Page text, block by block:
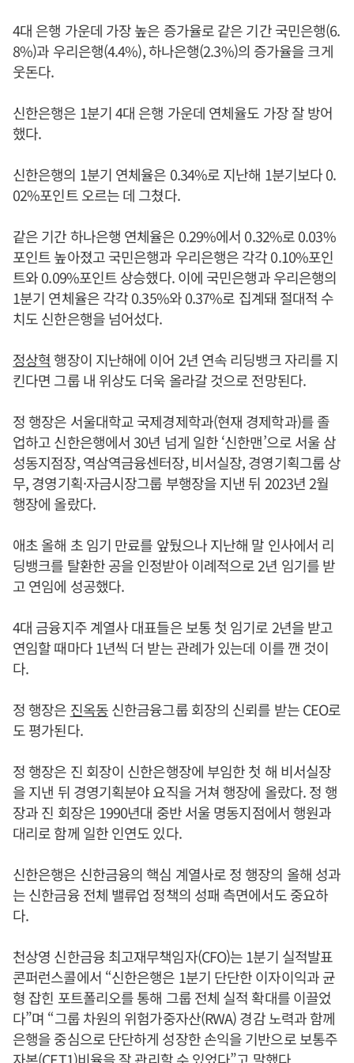
4대 은행 가운데 가장 높은 증가율로 같은 기간 국민은행(6.
8%)과 우리은행(4.4%), 하나은행(2.3%)의 증가율을 크게
웃돈다.
신한은행은 1분기 4대 은행 가운데 연체율도 가장 잘 방어
했다.
신한은행의 1분기 연체율은 0.34%로 지난해 1분기보다 0.
02%포인트 오르는 데 그쳤다.
같은 기간 하나은행 연체율은 0.29%에서 0.32%로 0.03%
포인트 높아졌고 국민은행과 우리은행은 각각 0.10%포인
트와 0.09%포인트 상승했다. 이에 국민은행과 우리은행의
1분기 연체율은 각각 0.35%와 0.37%로 집계돼 절대적 수
치도 신한은행을 넘어섰다.
정상혁행장이 지난해에 이어 2년 연속 리딩뱅크 자리를 지
킨다면 그룹 내 위상도 더욱 올라갈 것으로 전망된다.
정 행장은 서울대학교 국제경제학과(현재 경제학과)를 졸
업하고 신한은행에서 30년 넘게 일한 ‘신한맨’으로 서울 삼
성동지점장, 역삼역금융센터장, 비서실장, 경영기획그룹 상
무, 경영기획·자금시장그룹 부행장을 지낸 뒤 2023년 2월
행장에 올랐다.
애초 올해 초 임기 만료를 앞뒀으나 지난해 말 인사에서 리
딩뱅크를 탈환한 공을 인정받아 이례적으로 2년 임기를 받
고 연임에 성공했다.
4대 금융지주 계열사 대표들은 보통 첫 임기로 2년을 받고
연임할 때마다 1년씩 더 받는 관례가 있는데 이를 깬 것이
다.
정 행장은 진옥동신한금융그룹 회장의 신뢰를 받는 CEO로
도 평가된다.
정 행장은 진 회장이 신한은행장에 부임한 첫 해 비서실장
을 지낸 뒤 경영기획분야 요직을 거쳐 행장에 올랐다. 정 행
장과 진 회장은 1990년대 중반 서울 명동지점에서 행원과
대리로 함께 일한 인연도 있다.
신한은행은 신한금융의 핵심 계열사로 정 행장의 올해 성과
는 신한금융 전체 밸류업 정책의 성패 측면에서도 중요하
다.
천상영 신한금융 최고재무책임자(CFO)는 1분기 실적발표
콘퍼런스콜에서 “신한은행은 1분기 단단한 이자이익과 균
형 잡힌 포트폴리오를 통해 그룹 전체 실적 확대를 이끌었
다”며 “그룹 차원의 위험가중자산(RWA) 경감 노력과 함께
은행을 중심으로 단단하게 성장한 손익을 기반으로 보통주